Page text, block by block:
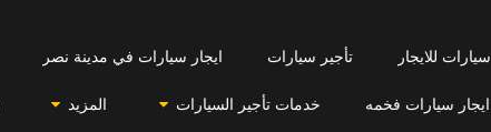
سيارات للايجار تأجير سيارات ايجار سيارات في مدينة نصر
ايجار سيارات فخمه خدمات تأجير السيارات المزيد